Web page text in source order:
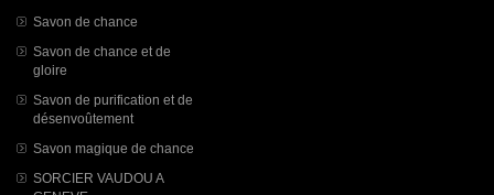
Savon de chance
Savon de chance et de
gloire
Savon de purification et de
désenvoûtement
Savon magique de chance
SORCIER VAUDOU A